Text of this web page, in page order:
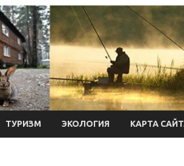
ТУРИЗМ ЭКОЛОГИЯ КАРТА